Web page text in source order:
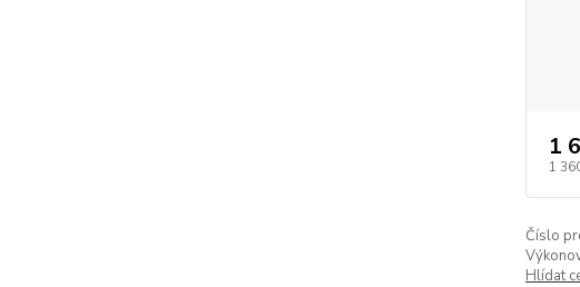
1
1
Číslo
Hlídat